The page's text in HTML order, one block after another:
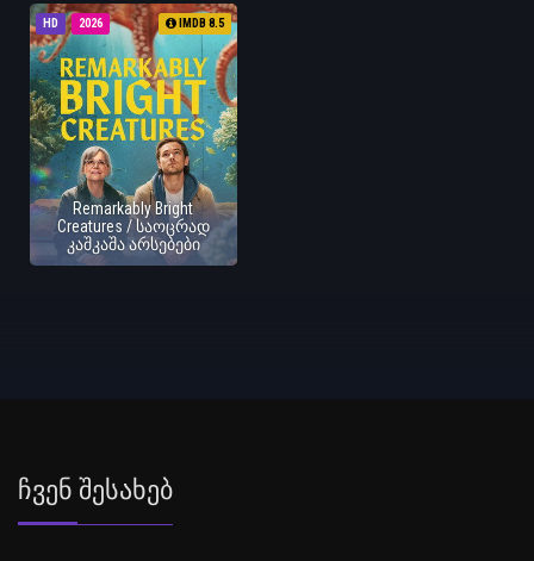
HD 2026 IMDB 8.5
Remarkably Bright
Creatures / საოცრად
კაშკაშა არსებები
Ჩვენ Შესახებ